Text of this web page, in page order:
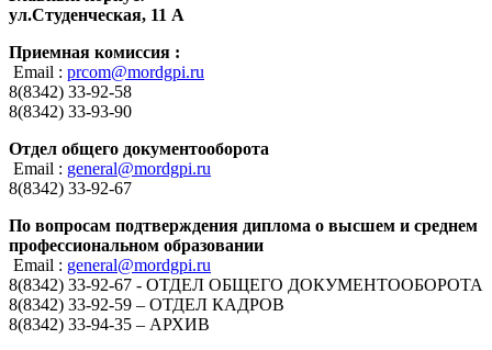
ул.Студенческая, 11 А
Приемная комиссия :
Email : prcom@mordgpi.ru
8(8342) 33-92-58
8(8342) 33-93-90
Отдел общего документооборота
Email : general@mordgpi.ru
8(8342) 33-92-67
По вопросам подтверждения диплома о высшем и среднем
профессиональном образовании
Email : general@mordgpi.ru
8(8342) 33-92-67 - ОТДЕЛ ОБЩЕГО ДОКУМЕНТООБОРОТА
8(8342) 33-92-59 – ОТДЕЛ КАДРОВ
8(8342) 33-94-35 – АРХИВ